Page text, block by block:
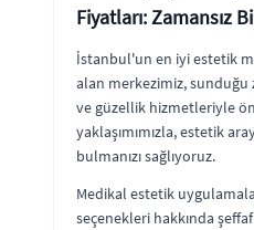
Fiyatları: Zamansız
İstanbul'un en iyi estetik
alan merkezimiz,
ve güzellik hizmetleriyle
yaklaşımımızla, estetik
bulmanızı sağlıyoruz.
Medikal estetik
seçenekleri hakkında